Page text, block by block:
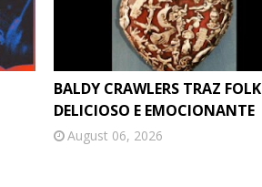
BALDY CRAWLERS TRAZ FOLK
DELICIOSO E EMOCIONANTE
August 06, 2026